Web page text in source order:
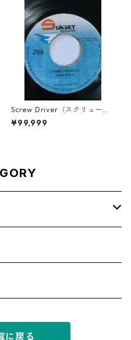
Screw Driver（スクリュード
ライバー） - Computer Rule
【7'】
¥99,999
に戻る